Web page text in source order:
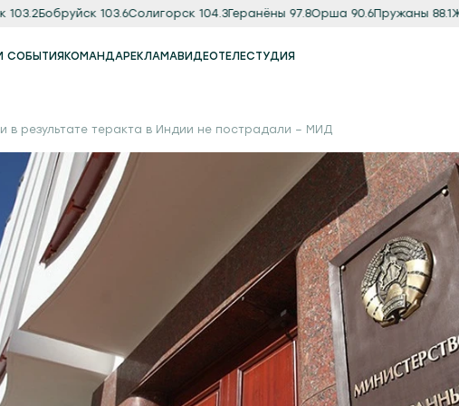
Бобруйск 103.6Солигорск 104.3Геранёны 97.8Орша 90.6Пружаны 88.1
СОБЫТИЯ КОМАНДАРЕКЛАМАВИДЕОТЕЛЕСТУДИЯ
в результате теракта в Индии не пострадали – МИД